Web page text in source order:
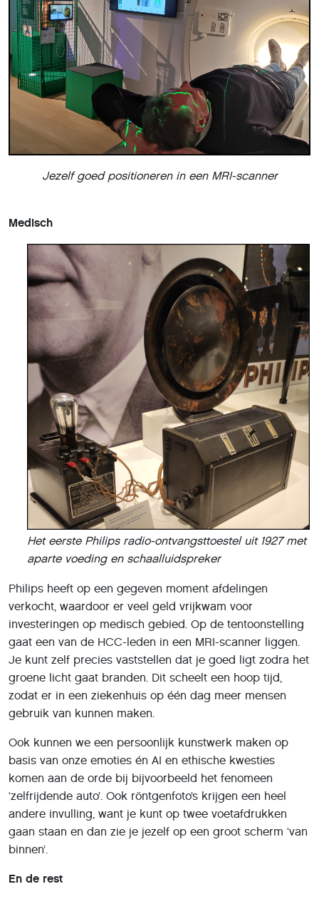
Jezelf goed positioneren in een MRI-scanner
Medisch
Het eerste Philips radio-ontvangsttoestel uit 1927 met
aparte voeding en schaalluidspreker
Philips heeft op een gegeven moment afdelingen
verkocht, waardoor er veel geld vrijkwam voor
investeringen op medisch gebied. Op de tentoonstelling
gaat een van de HCC-leden in een MRI-scanner liggen.
Je kunt zelf precies vaststellen dat je goed ligt zodra het
groene licht gaat branden. Dit scheelt een hoop tijd,
zodat er in een ziekenhuis op één dag meer mensen
gebruik van kunnen maken.
Ook kunnen we een persoonlijk kunstwerk maken op
basis van onze emoties én AI en ethische kwesties
komen aan de orde bij bijvoorbeeld het fenomeen
‘zelfrijdende auto’. Ook röntgenfoto’s krijgen een heel
andere invulling, want je kunt op twee voetafdrukken
gaan staan en dan zie je jezelf op een groot scherm ‘van
binnen’.
En de rest